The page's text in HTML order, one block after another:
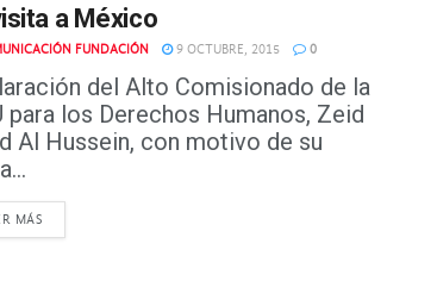
a México
FUNDACIÓN 9 OCTUBRE, 2015 0
del Alto Comisionado de la
para los Derechos Humanos, Zeid
Al Hussein, con motivo de su
MÁS